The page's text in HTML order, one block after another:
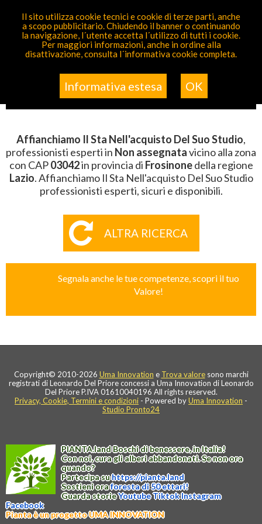
PARTECIPA GRATIS
Sei QuiElenco>Non Assegnata>Affianchiamo Il Sta
Nell'acquisto Del Suo Studio>Lazio>Frosinone >CAP
03042
NELL'ACQUISTO DEL SUO STUDIO
DELLA ZONA CON CAP 03042
Affianchiamo Il Sta Nell'acquisto Del Suo Studio,
professionisti esperti in Non assegnatavicino alla zona
con CAP03042in provincia di Frosinonedella regione
Lazio. Affianchiamo Il Sta Nell'acquisto Del Suo Studio
professionisti esperti, sicuri e disponibili.
ALTRA RICERCA
Segnala anche le tue competenze, scopri il tuo
Valore!
Copyright© 2010-2026 Uma Innovation e Trova valoresono marchi
registrati di Leonardo Del Priore concessi a Uma Innovation di Leonardo
Del Priore P.IVA 01610040196 All rights reserved.
Privacy, Cookie, Termini e condizioni - Powered byUma Innovation -
Studio Pronto24
PIANTA.landBoschi di benessere, in Italia!
Con noi, cura gli alberi abbandonati. Se non ora
quando?
Partecipa suhttps://pianta.land
Sostieni oraforesta di 50 ettari!
Guarda storieYoutubeTiktokInstagram
Facebook
Pianta è un progetto UMA INNOVATION
Il sito utilizza cookie tecnici e cookie di terze parti, anche
a scopo pubblicitario. Chiudendo il banner o continuando
la navigazione, l´utente accetta l´utilizzo di tutti i cookie.
Per maggiori informazioni, anche in ordine alla
disattivazione, consulta l´informativa cookie completa.
Informativa estesa OK